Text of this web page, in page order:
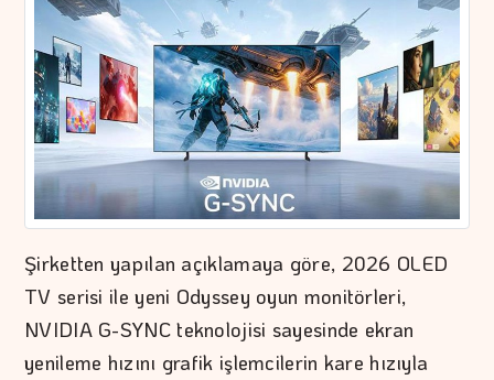
Şirketten yapılan açıklamaya göre, 2026 OLED
TV serisi ile yeni Odyssey oyun monitörleri,
NVIDIA G-SYNC teknolojisi sayesinde ekran
yenileme hızını grafik işlemcilerin kare hızıyla